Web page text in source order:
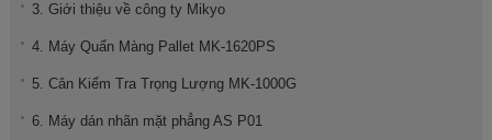
3. Giới thiệu về công ty Mikyo
4. Máy Quấn Màng Pallet MK-1620PS
5. Cân Kiểm Tra Trọng Lượng MK-1000G
6. Máy dán nhãn mặt phẳng AS P01